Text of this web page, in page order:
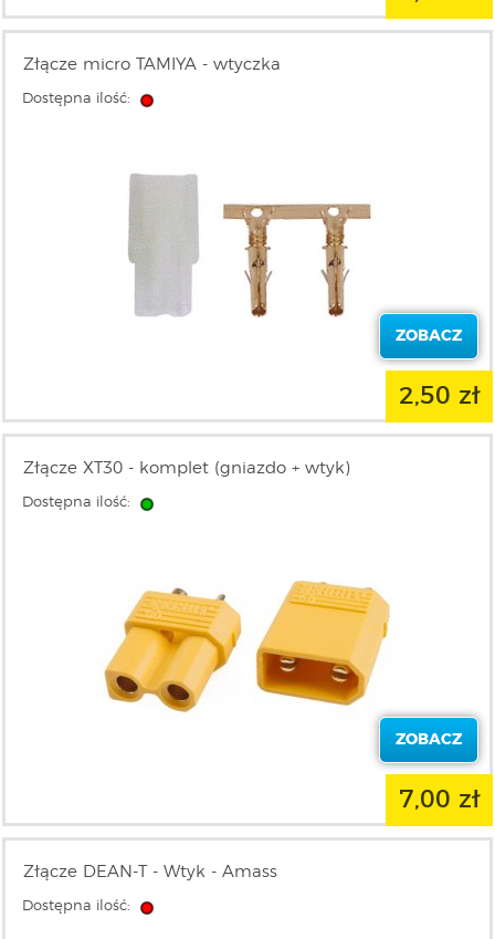
Złącze micro TAMIYA - wtyczka
Dostępna ilość:
ZOBACZ
2,50 zł
Złącze XT30 - komplet (gniazdo + wtyk)
Dostępna ilość:
ZOBACZ
7,00 zł
Złącze DEAN-T - Wtyk - Amass
Dostępna ilość: